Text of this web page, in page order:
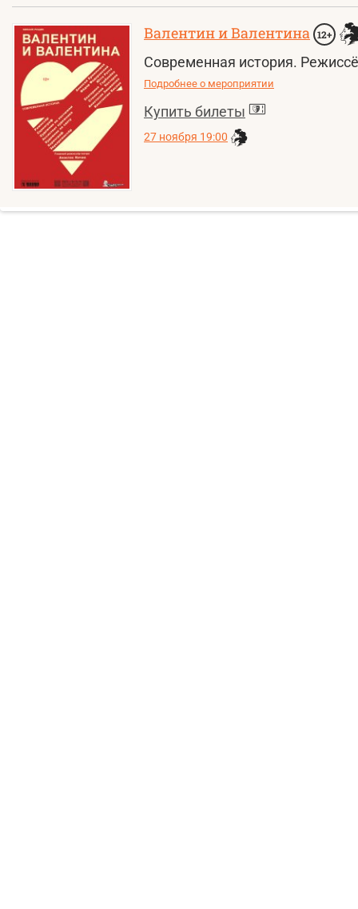
Валентин и Валентина 12+
Современная история.
Подробнее о мероприятии
Купить билеты
27 ноября 19:00